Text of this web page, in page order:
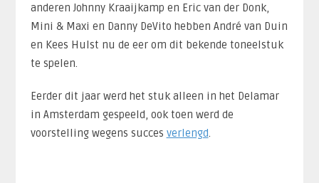
anderen Johnny Kraaijkamp en Eric van der Donk,
Mini & Maxi en Danny DeVito hebben André van Duin
en Kees Hulst nu de eer om dit bekende toneelstuk
te spelen.
Eerder dit jaar werd het stuk alleen in het Delamar
in Amsterdam gespeeld, ook toen werd de
voorstelling wegens succes verlengd.